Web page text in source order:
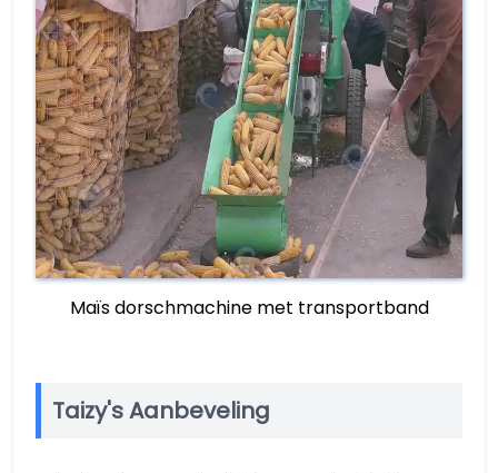
Maïs dorschmachine met transportband
Taizy's Aanbeveling